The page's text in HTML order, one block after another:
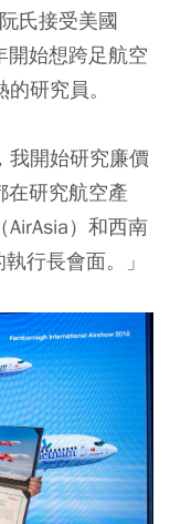
氏接受美國
始想跨足航空
研究員。
我開始研究廉價
在研究航空產
）和西南
行長會面。」